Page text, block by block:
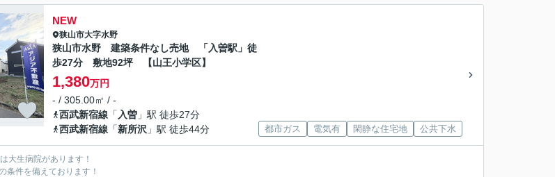
NEW
狭山市大字水野
狭山市水野 建築条件なし売地 「入曽駅」徒
歩27分 敷地92坪 【山王小学区】
1,380万円
- / 305.00㎡ / -
西武新宿線 「 入曽 」駅 徒歩27分
西武新宿線 「新所沢 」駅 徒歩44分 都市ガス 電気有 閑静な住宅地 公共下水
大生病院があります！
条件を備えております！